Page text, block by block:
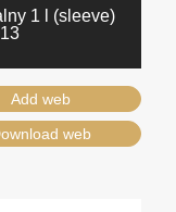
1 l (sleeve)
Add web
web